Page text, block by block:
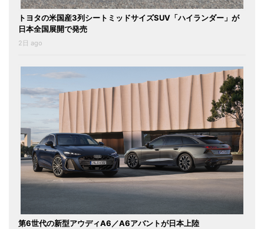
トヨタの米国産3列シートミッドサイズSUV「ハイランダー」が
日本全国展開で発売
2日 ago
第6世代の新型アウディA6／A6アバントが日本上陸